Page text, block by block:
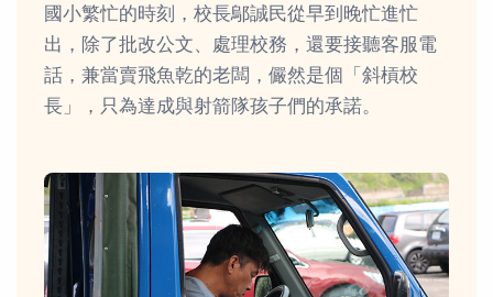
國小繁忙的時刻，校長鄔誠民從早到晚忙進忙
出，除了批改公文、處理校務，還要接聽客服電
話，兼當賣飛魚乾的老闆，儼然是個「斜槓校
長」，只為達成與射箭隊孩子們的承諾。